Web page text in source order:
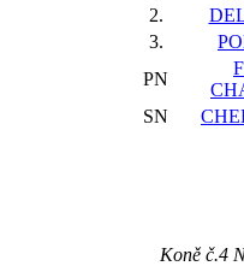
2.
3.
PN
SN
Koně č.4